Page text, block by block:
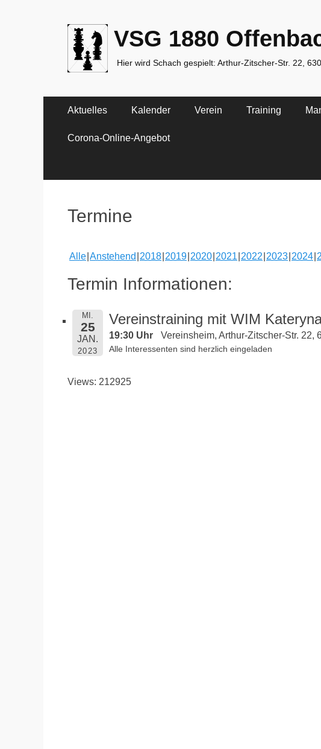
VSG 1880
Hier wird Schach gespielt: Arthur-Zitscher-Str. 22,
Primäres
springen
Aktuelles Kalender Verein Training
Corona-Online-Angebot
Termine
Alle Anstehend 2018 2019 2020 2021 2022 2023 2024
Termin Informationen:
MI.
25
JAN.
2023
Vereinstraining mit WIM
19:30 Uhr Vereinsheim, Arthur-Zitscher-Str. 22,
Alle Interessenten sind herzlich eingeladen
Views: 212925